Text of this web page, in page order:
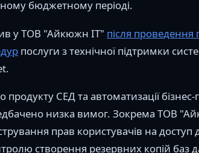
бюджетному періоді.
у ТОВ "Айкюжн ІТ" після
послуги з технічної підтримки
СЕД та автоматизації бізнес-
низка вимог. Зокрема ТОВ
прав користувачів на
створення резервних копій баз